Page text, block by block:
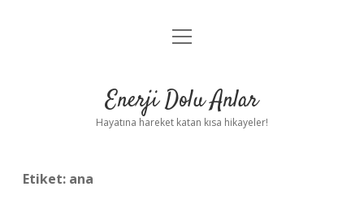
Anasayfa
Yasal Uyarı
menüyü
Enerji Dolu Anlar
Hayatına hareket katan kısa hikayeler!
Etiket: ana